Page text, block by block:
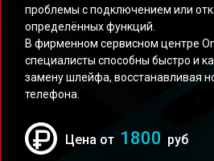
проблемы с подключением или
определённых функций.
В фирменном сервисном центре
специалисты способны быстро и
замену шлейфа, восстанавливая
телефона.
Цена от 1800 руб